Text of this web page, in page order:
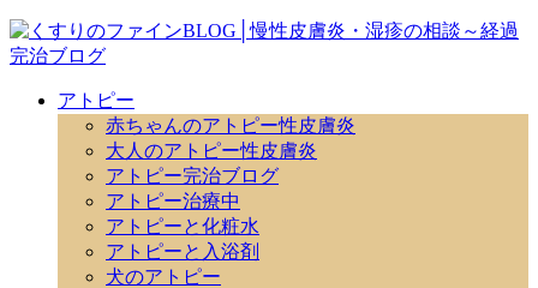
アトピー
赤ちゃんのアトピー性皮膚炎
大人のアトピー性皮膚炎
アトピー完治ブログ
アトピー治療中
アトピーと化粧水
アトピーと入浴剤
犬のアトピー